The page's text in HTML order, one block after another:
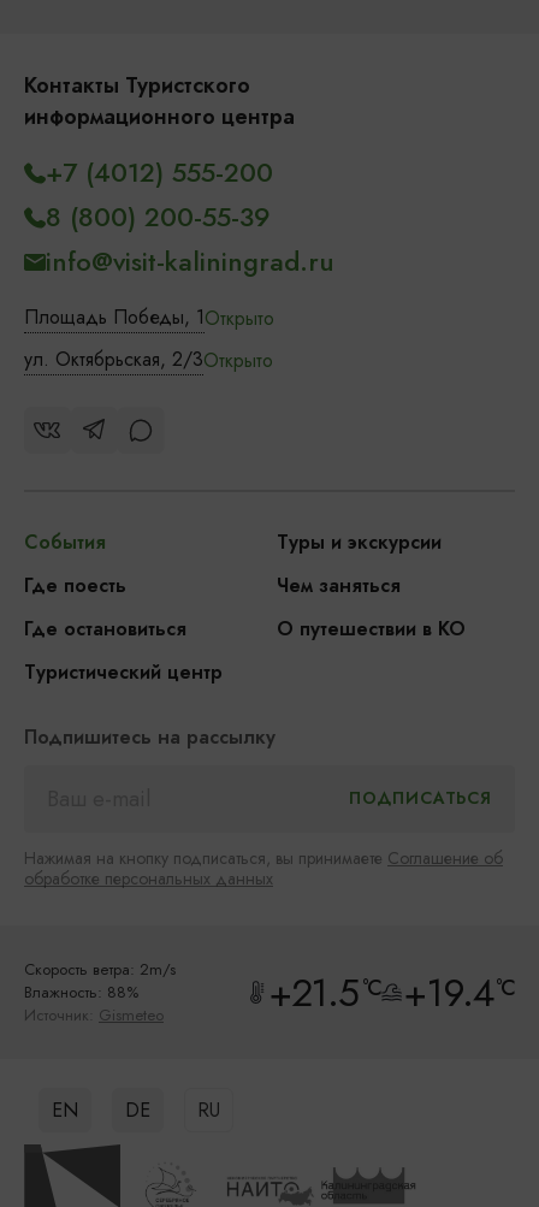
Контакты Туристского
информационного центра
Площадь Победы, 1Открыто
ул. Октябрьская, 2/3Открыто
+7 (4012) 555-200
8 (800) 200-55-39
info@visit-kaliningrad.ru
События
Туры и экскурсии
Где поесть
Чем заняться
Где остановиться
О путешествии в КО
Туристический центр
Подпишитесь на рассылку
Нажимая на кнопку подписаться, вы принимаете Соглашение об
обработке персональных данных
Скорость ветра: 2m/s
Влажность: 88%
Источник: Gismeteo +21.5°C +19.4°C
EN DE RU